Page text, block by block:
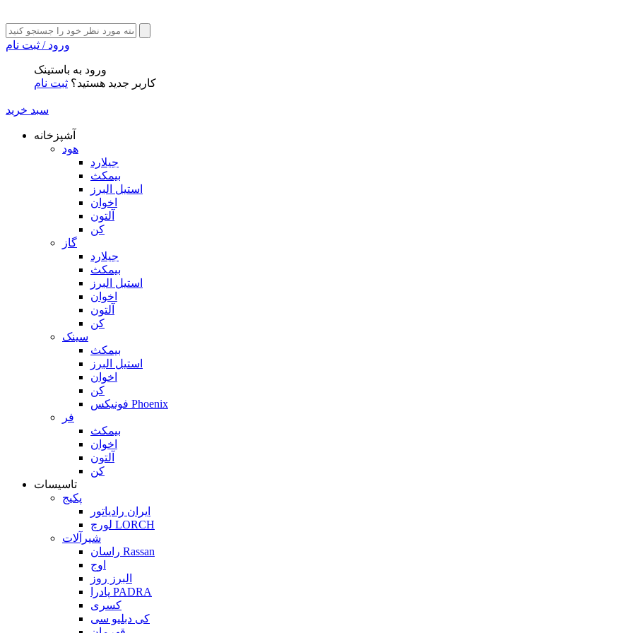
ورود / ثبت نام
ورود به باستینک
کاربر جدید هستید؟ ثبت نام
سبد خرید
آشپزخانه
هود
جیلارد
بیمکث
استیل البرز
اخوان
آلتون
کن
گاز
جیلارد
بیمکث
استیل البرز
اخوان
آلتون
کن
سینک
بیمکث
استیل البرز
اخوان
کن
فونیکس Phoenix
فر
بیمکث
اخوان
آلتون
کن
تاسیسات
پکیج
ایران رادیاتور
لورچ LORCH
شیرآلات
راسان Rassan
اوج
البرز روز
پادرا PADRA
کسری
کی دبلیو سی